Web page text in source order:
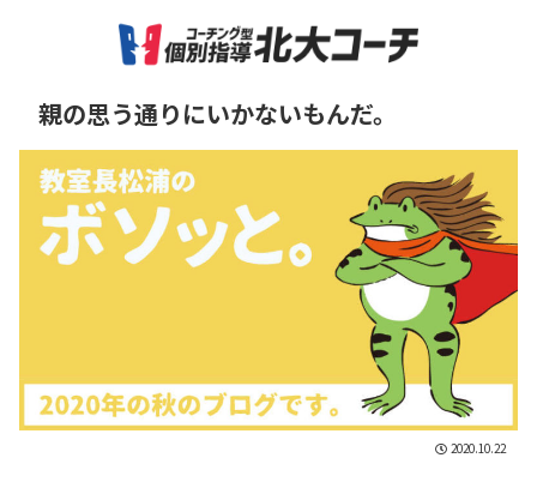
親の思う通りにいかないもんだ。
2020.10.22